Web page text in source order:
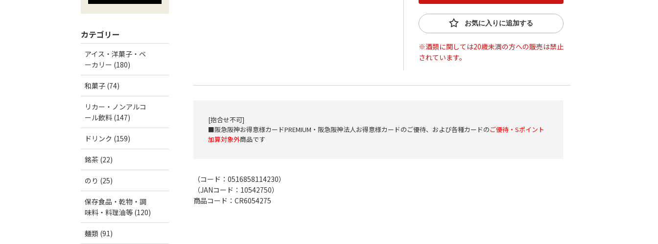
お気に入りに追加する
※酒類に関しては20歳未満の方への販売は禁止
されています。
[抱合せ不可]
■阪急阪神お得意様カードPREMIUM・阪急阪神法人お得意様カードのご優待、および各種カードのご優待・Sポイント
加算対象外商品です
（コード： 0516858114230）
（JANコード： 10542750）
商品コード：CR6054275
カテゴリー
アイス・洋菓子・ベ
ーカリー (180)
和菓子 (74)
リカー・ノンアルコ
ール飲料 (147)
ドリンク (159)
銘茶 (22)
のり (25)
保存食品・乾物・調
味料・料理油等 (120)
麺類 (91)